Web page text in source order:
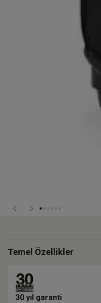
Temel Özellikler
30 yıl garanti